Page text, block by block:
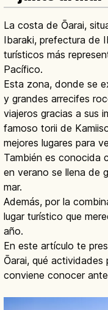
La costa de Ōarai,
Ibaraki, prefectura de
turísticos más
Pacífico.
Esta zona, donde se
y grandes arrecifes
viajeros gracias a sus
famoso torii de
mejores lugares para
También es conocida
en verano se llena de
mar.
Además, por la
lugar turístico que
año.
En este artículo te
Ōarai, qué
conviene conocer